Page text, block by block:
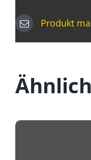
Produkt